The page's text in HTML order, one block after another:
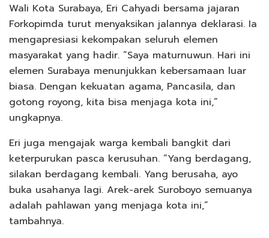
Wali Kota Surabaya, Eri Cahyadi bersama jajaran
Forkopimda turut menyaksikan jalannya deklarasi. Ia
mengapresiasi kekompakan seluruh elemen
masyarakat yang hadir. “Saya maturnuwun. Hari ini
elemen Surabaya menunjukkan kebersamaan luar
biasa. Dengan kekuatan agama, Pancasila, dan
gotong royong, kita bisa menjaga kota ini,”
ungkapnya.
Eri juga mengajak warga kembali bangkit dari
keterpurukan pasca kerusuhan. “Yang berdagang,
silakan berdagang kembali. Yang berusaha, ayo
buka usahanya lagi. Arek-arek Suroboyo semuanya
adalah pahlawan yang menjaga kota ini,”
tambahnya.